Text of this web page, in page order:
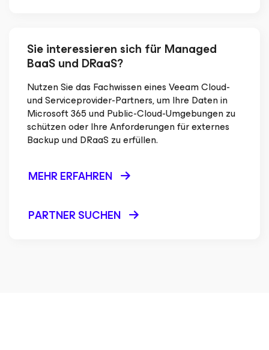
Sie interessieren sich für Managed
BaaS und DRaaS?
Nutzen Sie das Fachwissen eines Veeam Cloud-
und Serviceprovider-Partners, um Ihre Daten in
Microsoft 365 und Public-Cloud-Umgebungen zu
schützen oder Ihre Anforderungen für externes
Backup und DRaaS zu erfüllen.
MEHR ERFAHREN
PARTNER SUCHEN